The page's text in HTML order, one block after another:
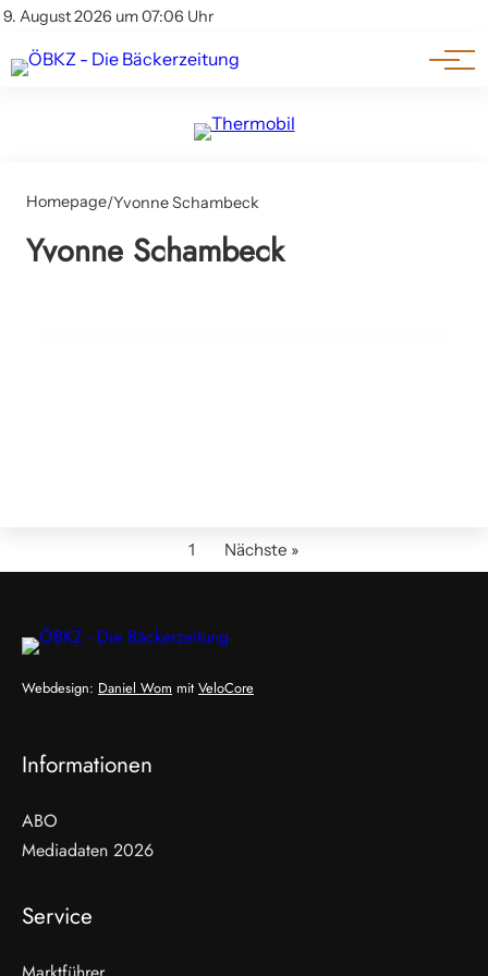
9. August 2026 um 07:06 Uhr
Impressum & Offenlegung
Am Wort
Genuss & Trends
Homepage/Yvonne Schambeck
Yvonne Schambeck
Vienna Cakemaster 2025: Tropische Fauna
1 Nächste »
Webdesign: Daniel Wom mit VeloCore
Informationen
ABO
Mediadaten 2026
Service